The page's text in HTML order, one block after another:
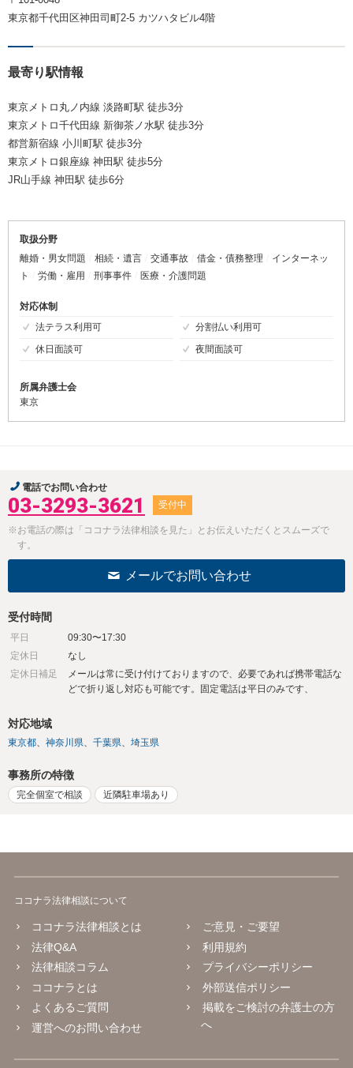
東京都千代田区神田司町2-5 カツハタビル4階
最寄り駅情報
東京メトロ丸ノ内線 淡路町駅 徒歩3分
東京メトロ千代田線 新御茶ノ水駅 徒歩3分
都営新宿線 小川町駅 徒歩3分
東京メトロ銀座線 神田駅 徒歩5分
JR山手線 神田駅 徒歩6分
取扱分野
離婚・男女問題
相続・遺言 交通事故 借金・債務整理
インターネッ
ト
労働・雇用 刑事事件 医療・介護問題
対応体制
法テラス利用可
分割払い利用可
休日面談可
夜間面談可
所属弁護士会
東京
電話でお問い合わせ
03-3293-3621 受付中
※お電話の際は「ココナラ法律相談を見た」とお伝えいただくとスムーズで
す。
メールでお問い合わせ
受付時間
平日
09:30〜17:30
定休日
なし
定休日補足
メールは常に受け付けておりますので、必要であれば携帯電話な
どで折り返し対応も可能です。固定電話は平日のみです、
対応地域
東京都 神奈川県 千葉県 埼玉県
事務所の特徴
完全個室で相談 近隣駐車場あり
ココナラ法律相談について
ココナラ法律相談とは
法律Q&A
法律相談コラム
ココナラとは
よくあるご質問
運営へのお問い合わせ
ご意見・ご要望
利用規約
プライバシーポリシー
外部送信ポリシー
掲載をご検討の弁護士の方
へ